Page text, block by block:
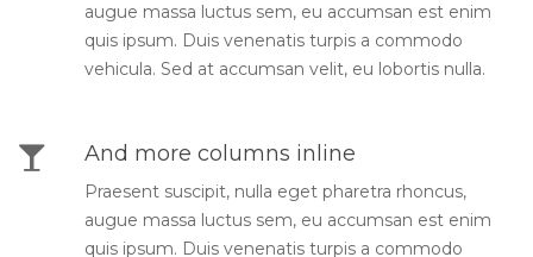
augue massa luctus sem, eu accumsan est enim
quis ipsum. Duis venenatis turpis a commodo
vehicula. Sed at accumsan velit, eu lobortis nulla.
And more columns inline
Praesent suscipit, nulla eget pharetra rhoncus,
augue massa luctus sem, eu accumsan est enim
quis ipsum. Duis venenatis turpis a commodo